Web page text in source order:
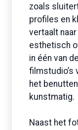
zoals
profiles en
vertaalt
esthetisch
in één van
filmstudio’s
het
kunstmatig.
Naast het